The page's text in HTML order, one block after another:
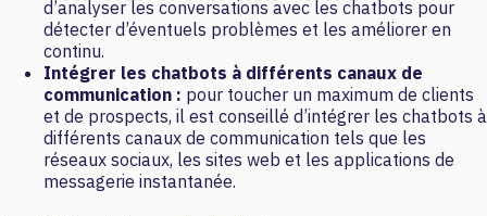
d’analyser les conversations avec les chatbots pour
détecter d’éventuels problèmes et les améliorer en
continu.
Intégrer les chatbots à différents canaux de
communication : pour toucher un maximum de clients
et de prospects, il est conseillé d’intégrer les chatbots à
différents canaux de communication tels que les
réseaux sociaux, les sites web et les applications de
messagerie instantanée.